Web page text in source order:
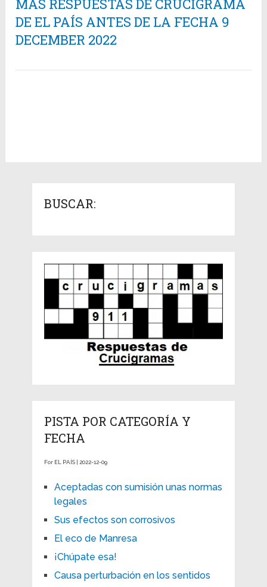
MÁS RESPUESTAS DE CRUCIGRAMA
DE EL PAÍS ANTES DE LA FECHA 9
DECEMBER 2022
BUSCAR:
PISTA POR CATEGORÍA Y
FECHA
For EL PAÍS | 2022-12-09
Aceptadas con sumisión unas normas
legales
Sus efectos son corrosivos
El eco de Manresa
¡Chúpate esa!
Causa perturbación en los sentidos